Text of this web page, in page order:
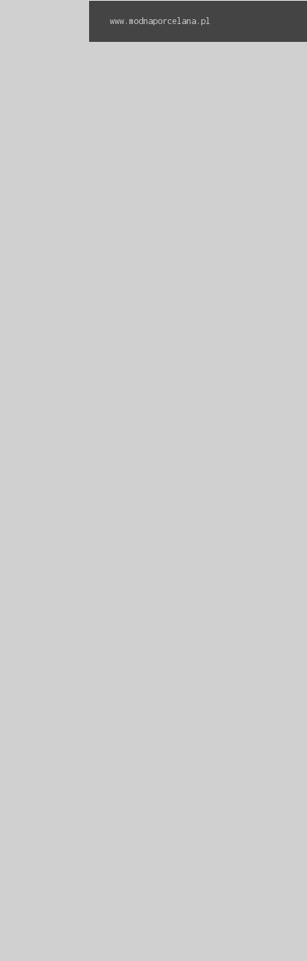
www.modnaporcelana.pl